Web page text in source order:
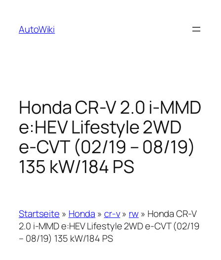
springen
AutoWiki
Honda CR-V 2.0 i-MMD
e:HEV Lifestyle 2WD
e-CVT (02/19 – 08/19)
135 kW/184 PS
Startseite » Honda » cr-v» rw» Honda CR-V
2.0 i-MMD e:HEV Lifestyle 2WD e-CVT (02/19
– 08/19) 135 kW/184 PS